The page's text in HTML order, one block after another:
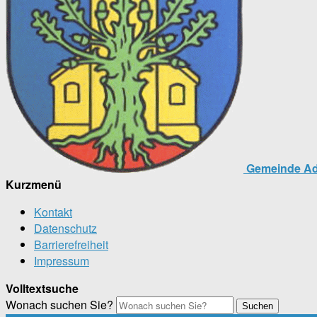
Gemeinde
Kurzmenü
Kontakt
Datenschutz
Barrierefreiheit
Impressum
Volltextsuche
Wonach suchen Sie?
Suchen